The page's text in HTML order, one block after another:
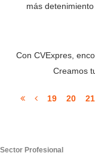
más
Con CVExpres,
Creamos
19 20 21
Sector Profesional